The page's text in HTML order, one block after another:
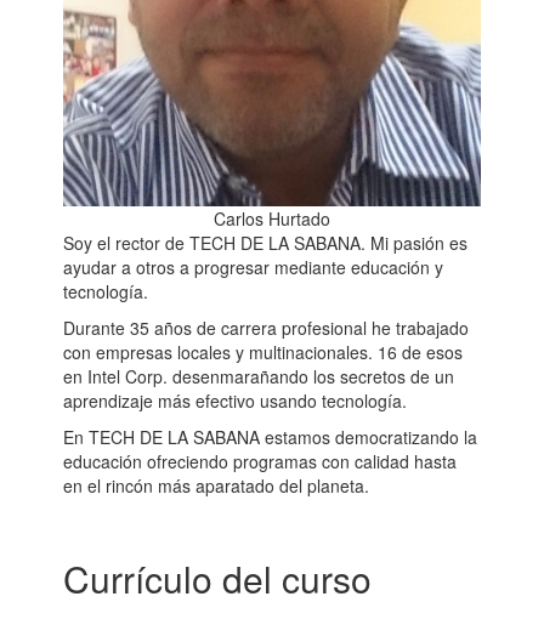
Carlos Hurtado
Soy el rector de TECH DE LA SABANA. Mi pasión es
ayudar a otros a progresar mediante educación y
tecnología.
Durante 35 años de carrera profesional he trabajado
con empresas locales y multinacionales. 16 de esos
en Intel Corp. desenmarañando los secretos de un
aprendizaje más efectivo usando tecnología.
En TECH DE LA SABANA estamos democratizando la
educación ofreciendo programas con calidad hasta
en el rincón más aparatado del planeta.
Currículo del curso